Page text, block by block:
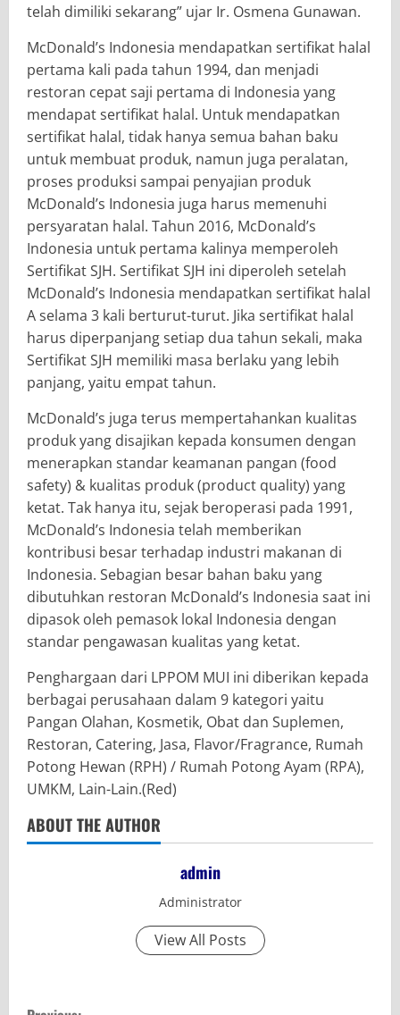
telah dimiliki sekarang” ujar Ir. Osmena Gunawan.
McDonald’s Indonesia mendapatkan sertifikat halal
pertama kali pada tahun 1994, dan menjadi
restoran cepat saji pertama di Indonesia yang
mendapat sertifikat halal. Untuk mendapatkan
sertifikat halal, tidak hanya semua bahan baku
untuk membuat produk, namun juga peralatan,
proses produksi sampai penyajian produk
McDonald’s Indonesia juga harus memenuhi
persyaratan halal. Tahun 2016, McDonald’s
Indonesia untuk pertama kalinya memperoleh
Sertifikat SJH. Sertifikat SJH ini diperoleh setelah
McDonald’s Indonesia mendapatkan sertifikat halal
A selama 3 kali berturut-turut. Jika sertifikat halal
harus diperpanjang setiap dua tahun sekali, maka
Sertifikat SJH memiliki masa berlaku yang lebih
panjang, yaitu empat tahun.
McDonald’s juga terus mempertahankan kualitas
produk yang disajikan kepada konsumen dengan
menerapkan standar keamanan pangan (food
safety) & kualitas produk (product quality) yang
ketat. Tak hanya itu, sejak beroperasi pada 1991,
McDonald’s Indonesia telah memberikan
kontribusi besar terhadap industri makanan di
Indonesia. Sebagian besar bahan baku yang
dibutuhkan restoran McDonald’s Indonesia saat ini
dipasok oleh pemasok lokal Indonesia dengan
standar pengawasan kualitas yang ketat.
Penghargaan dari LPPOM MUI ini diberikan kepada
berbagai perusahaan dalam 9 kategori yaitu
Pangan Olahan, Kosmetik, Obat dan Suplemen,
Restoran, Catering, Jasa, Flavor/Fragrance, Rumah
Potong Hewan (RPH) / Rumah Potong Ayam (RPA),
UMKM, Lain-Lain.(Red)
ABOUT THE AUTHOR
admin
Administrator
View All Posts